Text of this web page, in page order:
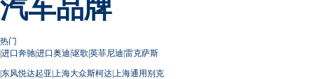
汽车品牌
热门
|进口奔驰|进口奥迪|讴歌|英菲尼迪|雷克萨斯
|东风悦达起亚| 上海大众斯柯达| 上海通用别克